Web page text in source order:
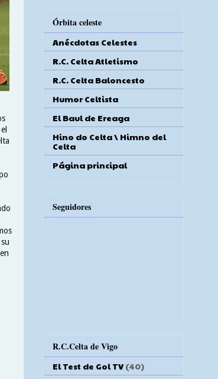
Órbita celeste
Anécdotas Celestes
R.C. Celta Atletismo
R.C. Celta Baloncesto
Humor Celtista
El Baul de Ereaga
Hino do Celta \ Himno del
Celta
Página principal
Seguidores
R.C.Celta de Vigo
El Test de Gol TV (40)